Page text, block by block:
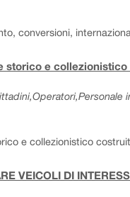
conversioni,
storico e collezionistico
e collezionistico
VEICOLI DI